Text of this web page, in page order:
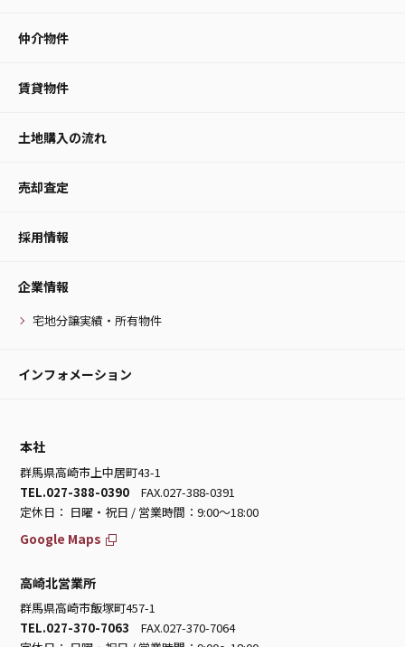
仲介物件
賃貸物件
土地購入の流れ
売却査定
採用情報
企業情報
宅地分譲実績・所有物件
インフォメーション
本社
群馬県高崎市上中居町43-1
TEL.027-388-0390 FAX.027-388-0391
定休日： 日曜・祝日 / 営業時間：9:00～18:00
Google Maps
高崎北営業所
群馬県高崎市飯塚町457-1
TEL.027-370-7063 FAX.027-370-7064